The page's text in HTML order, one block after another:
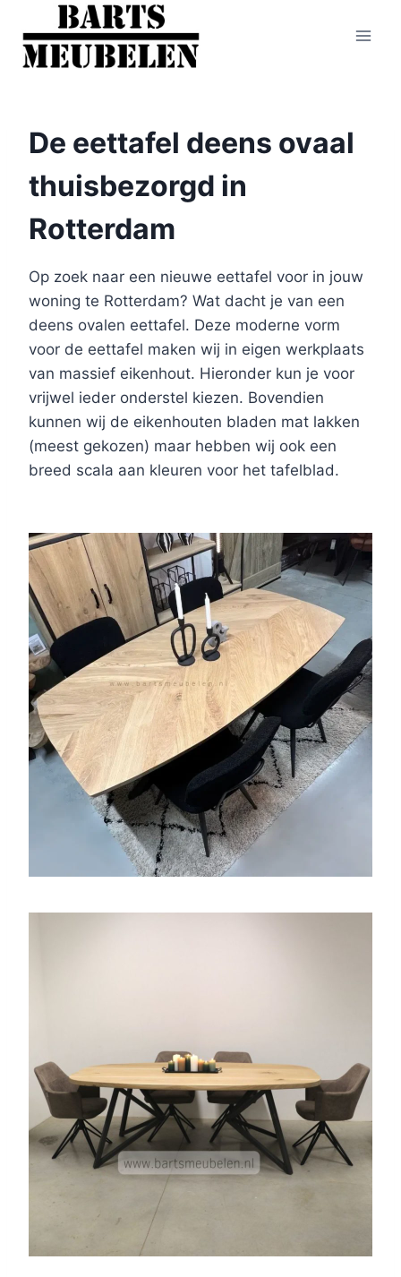
Doorgaan
naar
inhoud
De eettafel deens ovaal
thuisbezorgd in
Rotterdam
Op zoek naar een nieuwe eettafel voor in jouw
woning te Rotterdam? Wat dacht je van een
deens ovalen eettafel. Deze moderne vorm
voor de eettafel maken wij in eigen werkplaats
van massief eikenhout. Hieronder kun je voor
vrijwel ieder onderstel kiezen. Bovendien
kunnen wij de eikenhouten bladen mat lakken
(meest gekozen) maar hebben wij ook een
breed scala aan kleuren voor het tafelblad.